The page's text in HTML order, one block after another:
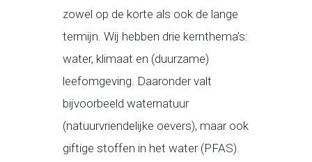
zowel op de korte als ook de lange
termijn. Wij hebben drie kernthema’s:
water, klimaat en (duurzame)
leefomgeving. Daaronder valt
bijvoorbeeld waternatuur
(natuurvriendelijke oevers), maar ook
giftige stoffen in het water (PFAS).